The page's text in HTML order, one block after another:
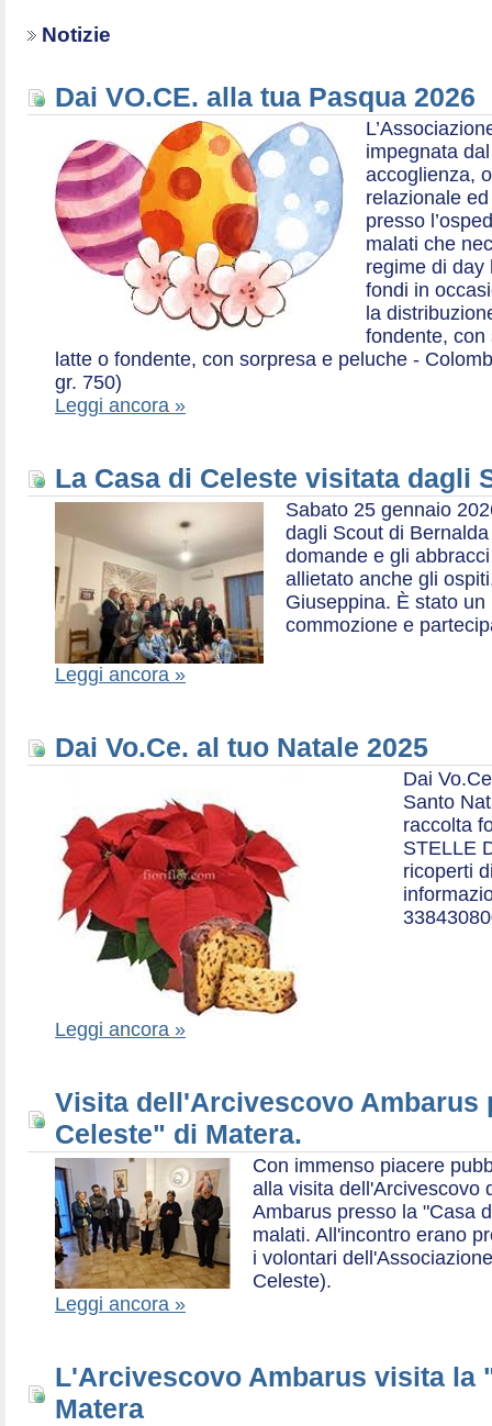
Notizie
Dai VO.CE. alla tua Pasqua 2026
impegnata
accoglienza,
relazionale
presso
malati che
regime di day
fondi in
la
fondente, con
latte o fondente, con sorpresa e peluche -
gr. 750)
Leggi ancora »
La Casa di Celeste visitata dagli
Sabato 25 gennaio
dagli Scout di
domande e gli
allietato anche gli
Giuseppina. È stato
commozione e
Leggi ancora »
Dai Vo.Ce. al tuo Natale 2025
Dai
Santo
raccolta
STELLE
ricoperti
Leggi ancora »
Visita dell'Arcivescovo Ambarus
Celeste" di Matera.
Con immenso piacere
alla visita dell'Arcivescovo
Ambarus presso la "Casa
malati. All'incontro erano
i volontari
Celeste).
Leggi ancora »
L'Arcivescovo Ambarus visita la
Matera